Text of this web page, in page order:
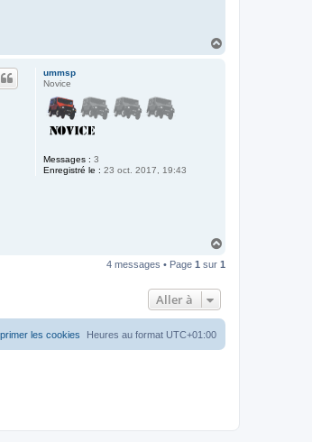
ummsp
Novice
Messages : 3
Enregistré le : 23 oct. 2017, 19:43
u
4 messages • Page 1 sur 1
Aller à
Heures au format UTC+01:00
les cookies